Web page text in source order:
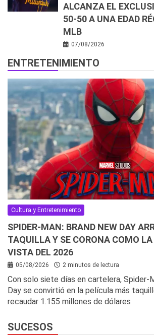
ALCANZA EL
50-50 A UNA EDAD
MLB
07/08/2026
ENTRETENIMIENTO
Cultura y Entretenimiento
SPIDER-MAN: BRAND NEW DAY
TAQUILLA Y SE CORONA COMO
VISTA DEL 2026
05/08/2026 2 minutos de lectura
Con solo siete días en cartelera, Spider-
Day se convirtió en la película más
recaudar 1.155 millones de dólares
SUCESOS